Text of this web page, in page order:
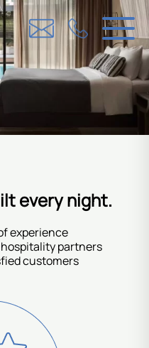
every night.
experience
partners
customers